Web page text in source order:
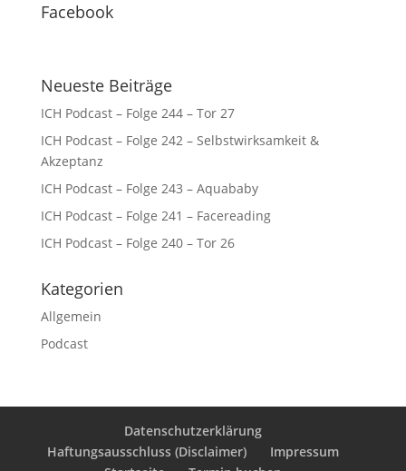
Facebook
Neueste Beiträge
ICH Podcast – Folge 244 – Tor 27
ICH Podcast – Folge 242 – Selbstwirksamkeit &
Akzeptanz
ICH Podcast – Folge 243 – Aquababy
ICH Podcast – Folge 241 – Facereading
ICH Podcast – Folge 240 – Tor 26
Kategorien
Allgemein
Podcast
Datenschutzerklärung
Haftungsausschluss (Disclaimer)
Impressum